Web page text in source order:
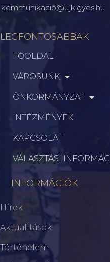
kommunikacio@ujkigyos.hu
LEGFONTOSABBAK
FŐOLDAL
VÁROSUNK
ÖNKORMÁNYZAT
INTÉZMÉNYEK
KAPCSOLAT
VÁLASZTÁSI
INFORMÁCIÓK
Hírek
Aktualitások
Történelem